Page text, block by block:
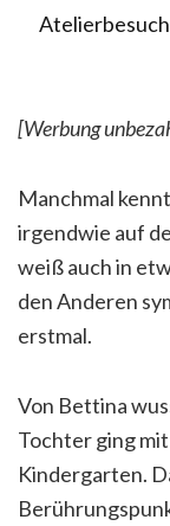
[Werbung
Manchmal
irgendwie auf
weiß auch in
den Anderen
erstmal.
Von Bettina
Tochter ging
Kindergarten.